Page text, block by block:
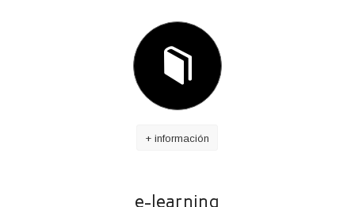
+ información
e-learning